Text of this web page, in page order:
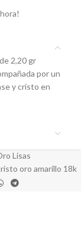
2,20 gr
por un
y cristo en
Lisas
oro amarillo 18k